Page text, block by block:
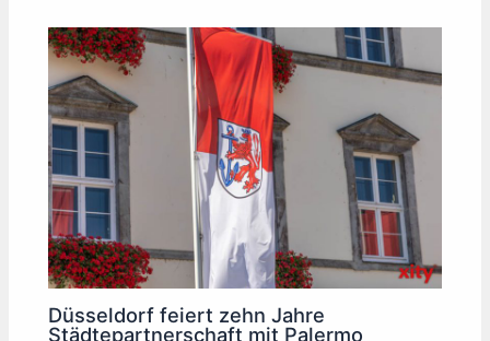
Düsseldorf feiert zehn Jahre
Städtepartnerschaft mit Palermo